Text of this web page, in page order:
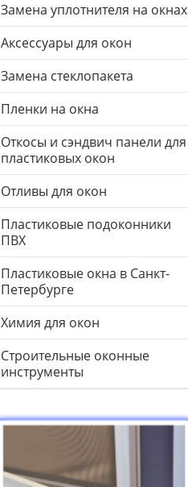
Замена уплотнителя на окнах
Аксессуары для окон
Замена стеклопакета
Пленки на окна
Откосы и сэндвич панели для
пластиковых окон
Отливы для окон
Пластиковые подоконники
ПВХ
Пластиковые окна в Санкт-
Петербурге
Химия для окон
Строительные оконные
инструменты